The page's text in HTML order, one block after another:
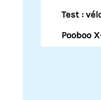
Test :
Pooboo